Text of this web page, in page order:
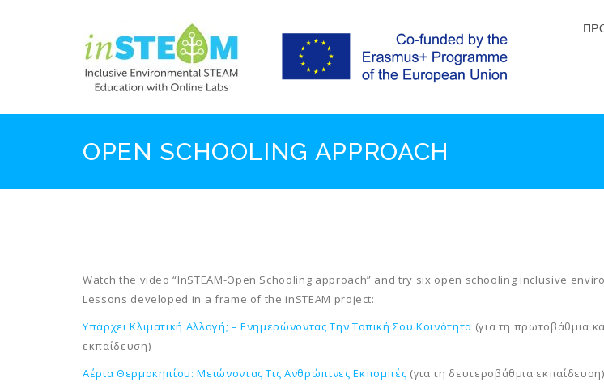
OPEN SCHOOLING APPROACH
Watch the video “InSTEAM-Open Schooling approach” and try six open schooling inclusive
Lessons developed in a frame of the inSTEAM project:
Υπάρχει Κλιματική Αλλαγή; – Ενημερώνοντας Την Τοπική Σου Κοινότητα (για τη πρωτοβάθμια
εκπαίδευση)
Αέρια Θερμοκηπίου: Μειώνοντας Τις Ανθρώπινες Εκπομπές (για τη δευτεροβάθμια εκπαίδευση)